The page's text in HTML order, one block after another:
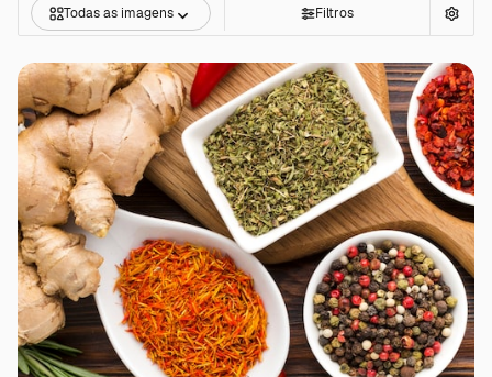
Todas as imagens Filtros